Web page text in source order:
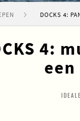
DOCKS 4:
4: